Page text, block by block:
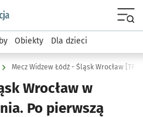
podserwis: Sport i rekreacja
Obiekty Dla dzieci
Mecz Widzew Łódź - Śląsk Wrocław
Wrocław w
Po pierwszą